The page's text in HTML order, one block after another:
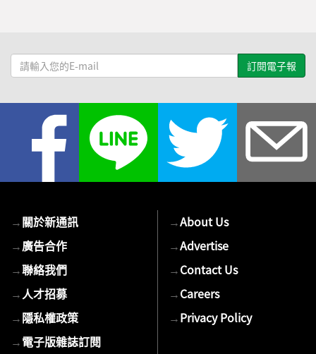
請
輸
→關於新通訊
→廣告合作
→聯絡我們
→人才招募
→隱私權政策
→電子版雜誌訂閱
→About Us
→Advertise
→Contact Us
→Careers
→Privacy Policy